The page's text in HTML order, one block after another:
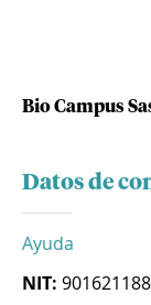
Bio Campus
Datos de
Ayuda
NIT: